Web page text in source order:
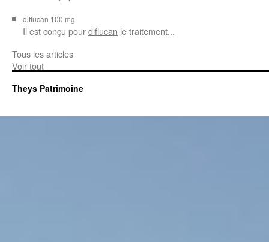
diflucan 100 mg
Il est conçu pourdiflucan le traitement...
Tous les articles
Voir tout
Theys Patrimoine